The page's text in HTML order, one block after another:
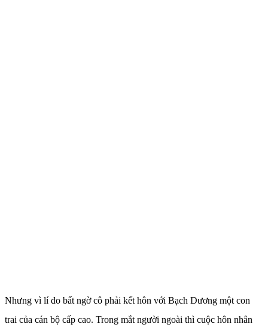
Nhưng vì lí do bất ngờ cô phải kết hôn với Bạch Dương một con
trai của cán bộ cấp cao. Trong mắt người ngoài thì cuộc hôn nhân